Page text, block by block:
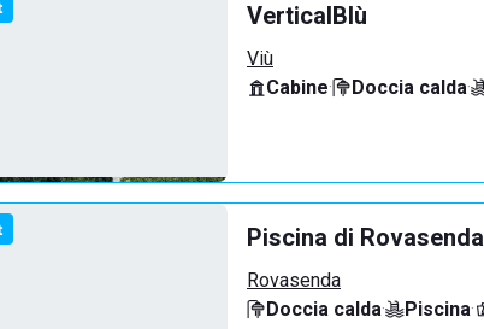
VerticalBlù
Viù
Cabine· Doccia calda·
Piscina di Rovasenda
Rovasenda
Doccia calda· Piscina·